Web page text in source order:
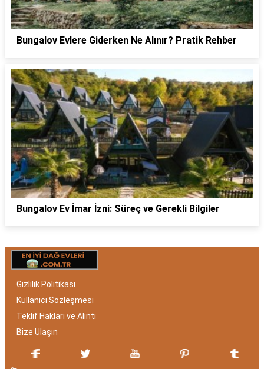
Bungalov Evlere Giderken Ne Alınır? Pratik Rehber
Bungalov Ev İmar İzni: Süreç ve Gerekli Bilgiler
Gizlilik Politikası
Kullanıcı Sözleşmesi
Teklif Hakları ve Alıntı
Bize Ulaşın